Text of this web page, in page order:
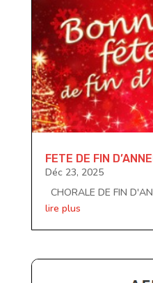
FETE DE FIN
Déc 23, 2025
CHORALE DE FIN
lire plus